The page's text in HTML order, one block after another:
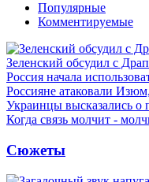
Популярные
Комментируемые
Зеленский обсудил с
Россия начала
Россияне атаковали
Украинцы высказались о
Когда связь молчит -
Сюжеты